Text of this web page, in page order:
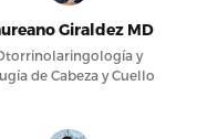
Giraldez MD
y
de Cabeza y Cuello